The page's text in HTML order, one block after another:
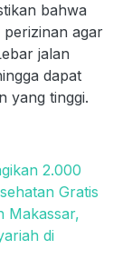
bahwa
agar
jalan
dapat
yang tinggi.
2.000
Gratis
Makassar,
di